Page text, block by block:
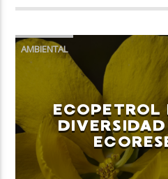
AMBIENTAL
ECOPETROL